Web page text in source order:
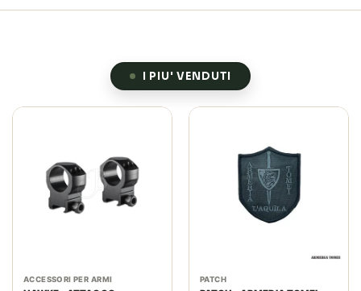
I PIU' VENDUTI
ACCESSORI PER ARMI PATCH